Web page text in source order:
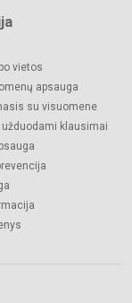
vietos
apsauga
su visuomene
užduodami klausimai